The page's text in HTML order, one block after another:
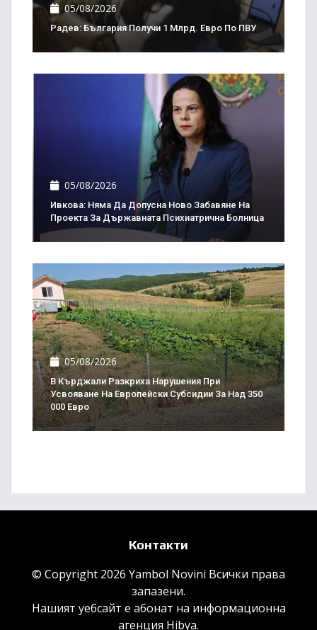
05/08/2026
Радев: България Получи 1 Млрд. Евро По ПВУ
05/08/2026
Ивкова: Няма Да Допусна Ново Забавяне На
Проекта За Държавната Психиатрична Болница
05/08/2026
В Кърджали Разкриха Нарушения При
Усвояване На Европейски Субсидии За Над 350
000 Евро
Контакти
© Copyright 2026 Yambol Novini Всички права
запазени.
Нашият уебсайт е абонат на информационна
агенция Hibya.